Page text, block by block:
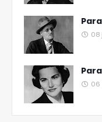
08
06